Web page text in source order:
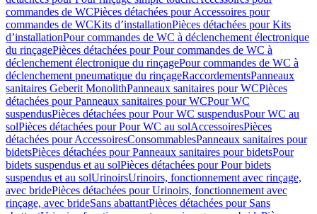
commandes de WCPièces détachées pour Accessoires pour
commandes de WCKits d’installationPièces détachées pour Kits
d’installationPour commandes de WC à déclenchement électronique
du rinçagePièces détachées pour Pour commandes de WC à
déclenchement électronique du rinçagePour commandes de WC à
déclenchement pneumatique du rinçageRaccordementsPanneaux
sanitaires Geberit MonolithPanneaux sanitaires pour WCPièces
détachées pour Panneaux sanitaires pour WCPour WC
suspendusPièces détachées pour Pour WC suspendusPour WC au
solPièces détachées pour Pour WC au solAccessoiresPièces
détachées pour AccessoiresConsommablesPanneaux sanitaires pour
bidetsPièces détachées pour Panneaux sanitaires pour bidetsPour
bidets suspendus et au solPièces détachées pour Pour bidets
suspendus et au solUrinoirsUrinoirs, fonctionnement avec rinçage,
avec bridePièces détachées pour Urinoirs, fonctionnement avec
rinçage, avec brideSans abattantPièces détachées pour Sans